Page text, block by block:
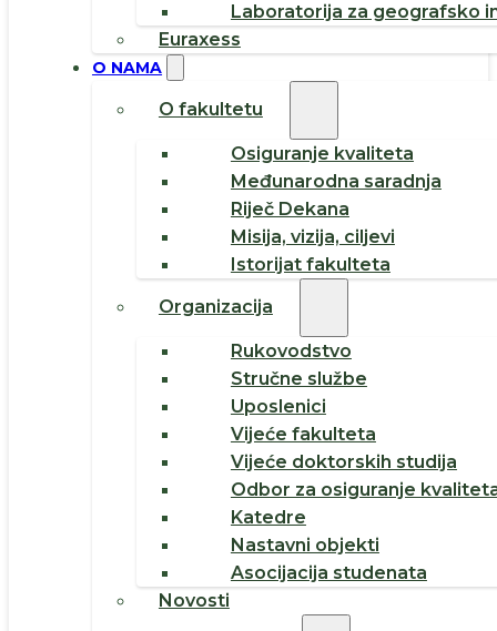
Laboratorija za geografsko
Euraxess
O NAMA
O fakultetu
Osiguranje kvaliteta
Međunarodna saradnja
Riječ Dekana
Misija, vizija, ciljevi
Istorijat fakulteta
Organizacija
Rukovodstvo
Stručne službe
Uposlenici
Vijeće fakulteta
Vijeće doktorskih studija
Odbor za osiguranje
Katedre
Nastavni objekti
Asocijacija studenata
Novosti